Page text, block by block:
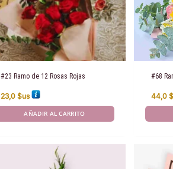
#23 Ramo de 12 Rosas Rojas
23,0$us
AÑADIR AL CARRITO
#68
44,0